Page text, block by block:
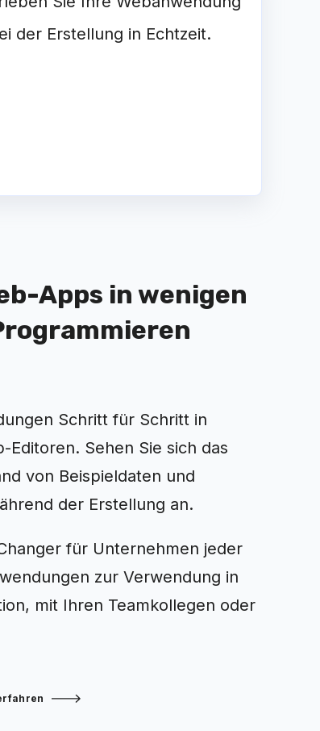
der Erstellung in Echtzeit.
Apps in wenigen
Schritt für Schritt in
Sehen Sie sich das
von Beispieldaten und
der Erstellung an.
für Unternehmen jeder
zur Verwendung in
mit Ihren Teamkollegen oder